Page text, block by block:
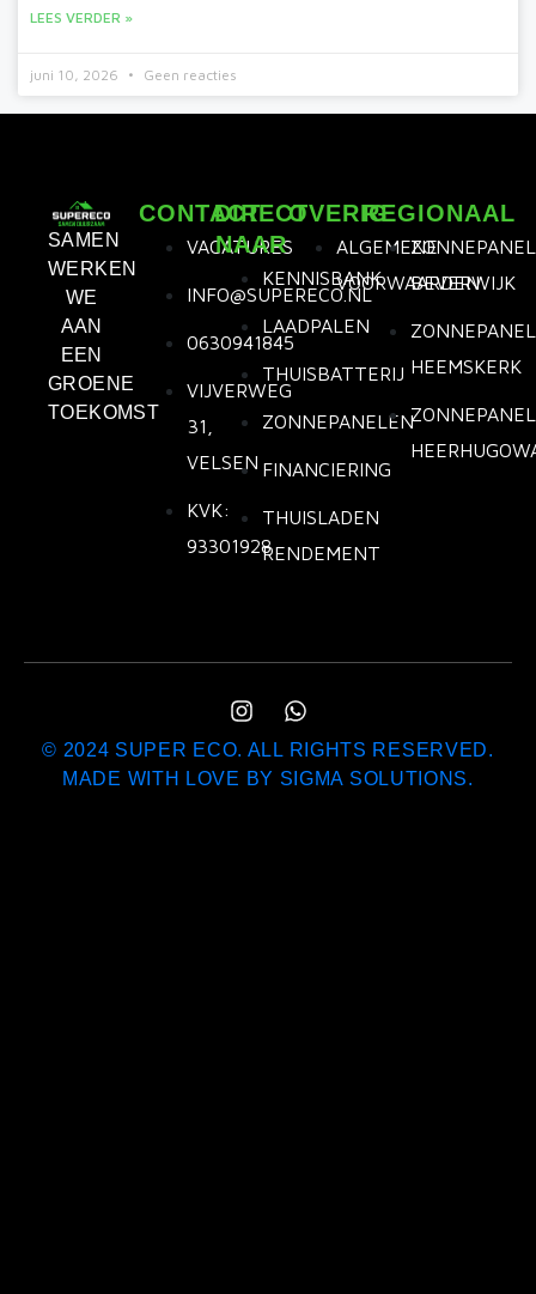
LEES VERDER »
juni 10, 2026 Geen reacties
SAMEN
WERKEN
WE
AAN
EEN
GROENE
TOEKOMST
CONTACT
VACATURES
INFO@SUPERECO.NL
0630941845
VIJVERWEG
31,
VELSEN
KVK:
93301928
DIRECT
NAAR
KENNISBANK
LAADPALEN
THUISBATTERIJ
ZONNEPANELEN
FINANCIERING
THUISLADEN
RENDEMENT
OVERIG
ALGEMENE
VOORWAARDEN
REGIONAAL
BEVERWIJK
HEEMSKERK
© 2024 SUPER ECO. ALL RIGHTS RESERVED.
MADE WITH LOVE BY SIGMA SOLUTIONS.